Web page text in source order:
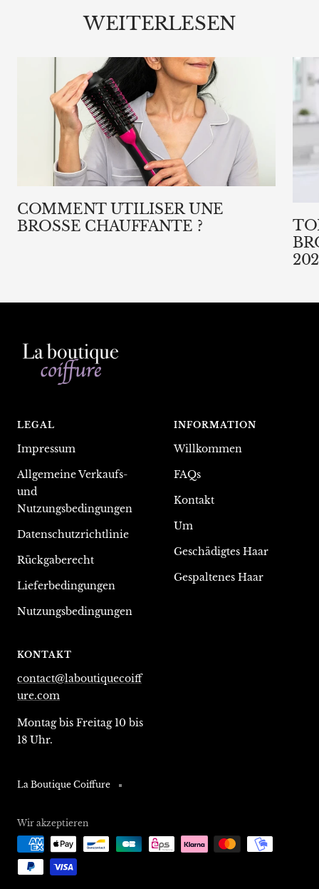
WEITERLESEN
COMMENT UTILISER UNE
BROSSE CHAUFFANTE ?
LEGAL
Impressum
Allgemeine Verkaufs-
und
Nutzungsbedingungen
Datenschutzrichtlinie
Rückgaberecht
Lieferbedingungen
Nutzungsbedingungen
INFORMATION
Willkommen
FAQs
Kontakt
Um
Geschädigtes Haar
Gespaltenes Haar
KONTAKT
contact@laboutiquecoiff
ure.com
Montag bis Freitag 10 bis
18 Uhr.
La Boutique Coiffure
Wir akzeptieren